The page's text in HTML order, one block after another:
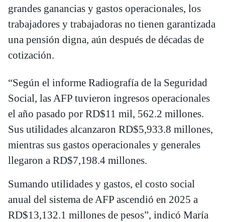
grandes ganancias y gastos operacionales, los
trabajadores y trabajadoras no tienen garantizada
una pensión digna, aún después de décadas de
cotización.
“Según el informe Radiografía de la Seguridad
Social, las AFP tuvieron ingresos operacionales
el año pasado por RD$11 mil, 562.2 millones.
Sus utilidades alcanzaron RD$5,933.8 millones,
mientras sus gastos operacionales y generales
llegaron a RD$7,198.4 millones.
Sumando utilidades y gastos, el costo social
anual del sistema de AFP ascendió en 2025 a
RD$13,132.1 millones de pesos”, indicó María